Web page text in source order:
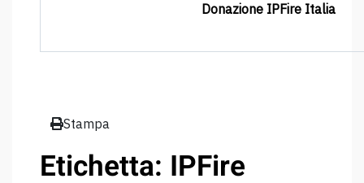
Donazione IPFire Italia
Stampa
Etichetta: IPFire